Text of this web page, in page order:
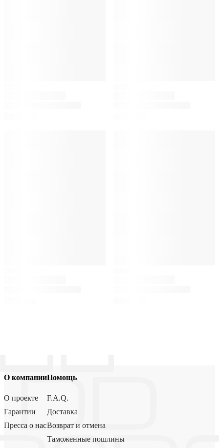
О компании
О проекте
Гарантии
Пресса о нас
Помощь
F.A.Q.
Доставка
Возврат и отмена
Таможенные пошлины